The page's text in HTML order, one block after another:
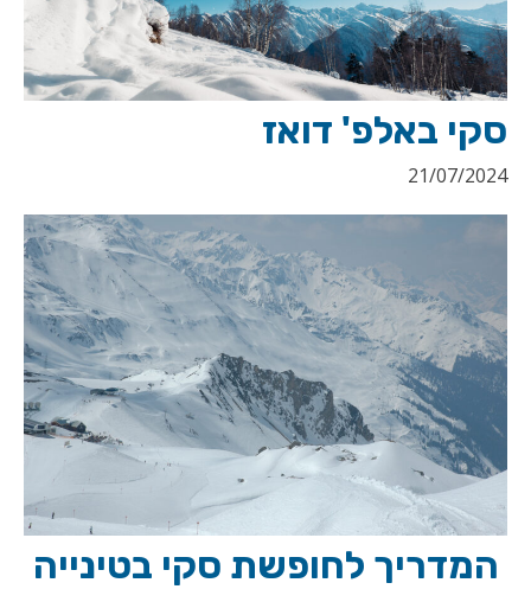
סקי באלפ' דואז
21/07/2024
המדריך לחופשת סקי בטינייה